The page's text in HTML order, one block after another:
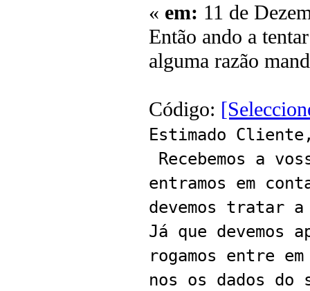
« em: 11 de
Então ando a
alguma razão
Código:
Estimado
Recebemos a
entramos em
devemos tratar a
Já que devemos
rogamos entre
nos os dados do